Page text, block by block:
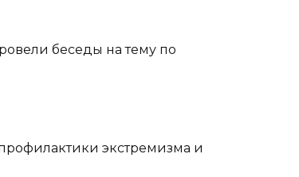
беседы на тему по
экстремизма и